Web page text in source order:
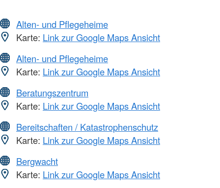
Alten- und Pflegeheime
Karte: Link zur Google Maps Ansicht
Alten- und Pflegeheime
Karte: Link zur Google Maps Ansicht
Beratungszentrum
Karte: Link zur Google Maps Ansicht
Bereitschaften / Katastrophenschutz
Karte: Link zur Google Maps Ansicht
Bergwacht
Karte: Link zur Google Maps Ansicht